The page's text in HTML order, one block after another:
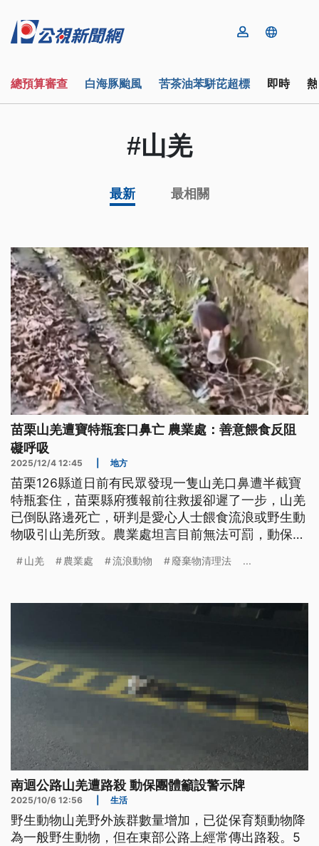
總預算審查 白海豚颱風 苦茶油苯駢芘超標 即時
#山羌
最新 最相關
苗栗山羌遭寶特瓶套口鼻亡 農業處：善意餵食反阻
礙呼吸
2025/12/4 12:45 地方
苗栗126縣道日前有民眾發現一隻山羌口鼻遭半截寶
特瓶套住，苗栗縣府獲報前往救援卻遲了一步，山羌
已倒臥路邊死亡，研判是愛心人士餵食流浪或野生動
物吸引山羌所致。農業處坦言目前無法可罰，動保團
山羌 農業處 流浪動物 廢棄物清理法 ...
南迴公路山羌遭路殺 動保團體籲設警示牌
2025/10/6 12:56 生活
野生動物山羌野外族群數量增加，已從保育類動物降
為一般野生動物，但在東部公路上經常傳出路殺。5